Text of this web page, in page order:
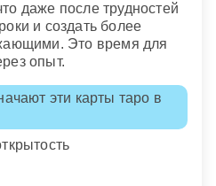
даже после трудностей
и создать более
Это время для
опыт.
эти карты таро в